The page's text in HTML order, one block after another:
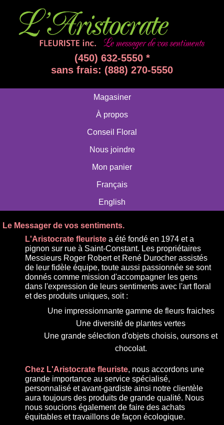
(450) 632-5550 *
sans frais: (888) 270-5550
Magasiner
À propos
Conseil Floral
Nous joindre
Mon panier
Français
English
Le Messager de vos sentiments.
L'Aristocrate fleuriste a été fondé en 1974 et a
pignon sur rue à Saint-Constant. Les propriétaires
Messieurs Roger Robert et René Durocher assistés
de leur fidèle équipe, toute aussi passionnée se sont
donnés comme mission d'accompagner les gens
dans l'expression de leurs sentiments avec l'art floral
et des produits uniques, soit :
Une impressionnante gamme de fleurs fraiches
Une diversité de plantes vertes
Une grande sélection d'objets choisis, oursons et
chocolat.
Chez L'Aristocrate fleuriste, nous accordons une
grande importance au service spécialisé,
personnalisé et avant-gardiste ainsi notre clientèle
aura toujours des produits de grande qualité. Nous
nous soucions également de faire des achats
équitables et travaillons de façon écologique.